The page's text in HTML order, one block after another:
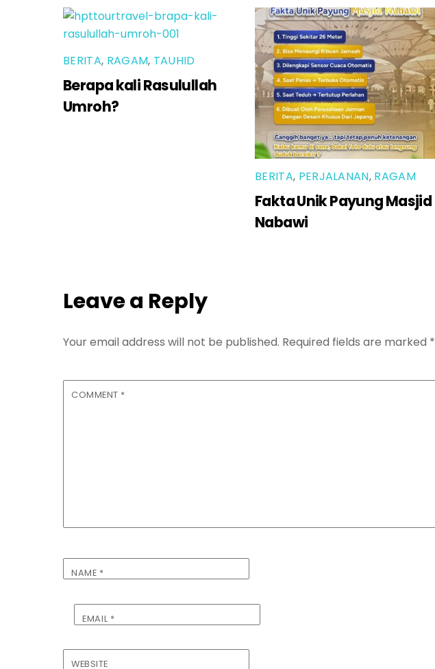
BERITA, RAGAM, TAUHID
Berapa kali Rasulullah
Umroh?
BERITA, PERJALANAN, RAGAM
Fakta Unik Payung Masjid
Nabawi
Leave a Reply
Your email address will not be published. Required fields are marked *
COMMENT *
NAME *
EMAIL *
WEBSITE